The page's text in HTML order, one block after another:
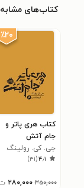
کتاب‌های مشابه
٪۲۰
کتاب هری پاتر و
جام آتش
جی. کی. رولینگ
۴٫۱(۳۱)
۳۵۰,۰۰۰ ۲۸۰,۰۰۰